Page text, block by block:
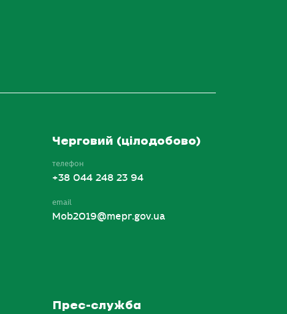
Черговий (цілодобово)
телефон
+38 044 248 23 94
email
Mob2019@mepr.gov.ua
Прес-служба